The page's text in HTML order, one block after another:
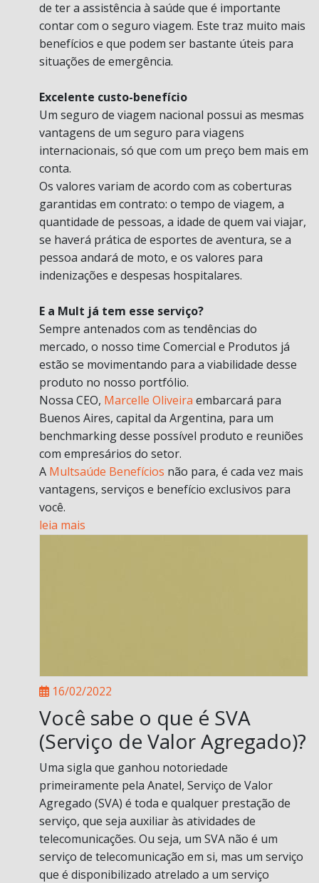
de ter a assistência à saúde que é importante
contar com o seguro viagem. Este traz muito mais
benefícios e que podem ser bastante úteis para
situações de emergência.
Excelente custo-benefício
Um seguro de viagem nacional possui as mesmas
vantagens de um seguro para viagens
internacionais, só que com um preço bem mais em
conta.
Os valores variam de acordo com as coberturas
garantidas em contrato: o tempo de viagem, a
quantidade de pessoas, a idade de quem vai viajar,
se haverá prática de esportes de aventura, se a
pessoa andará de moto, e os valores para
indenizações e despesas hospitalares.
E a Mult já tem esse serviço?
Sempre antenados com as tendências do
mercado, o nosso time Comercial e Produtos já
estão se movimentando para a viabilidade desse
produto no nosso portfólio.
Nossa CEO, Marcelle Oliveira embarcará para
Buenos Aires, capital da Argentina, para um
benchmarking desse possível produto e reuniões
com empresários do setor.
A Multsaúde Benefícios não para, é cada vez mais
vantagens, serviços e benefício exclusivos para
você.
leia mais
16/02/2022
Você sabe o que é SVA
(Serviço de Valor Agregado)?
Uma sigla que ganhou notoriedade
primeiramente pela Anatel, Serviço de Valor
Agregado (SVA) é toda e qualquer prestação de
serviço, que seja auxiliar às atividades de
telecomunicações. Ou seja, um SVA não é um
serviço de telecomunicação em si, mas um serviço
que é disponibilizado atrelado a um serviço